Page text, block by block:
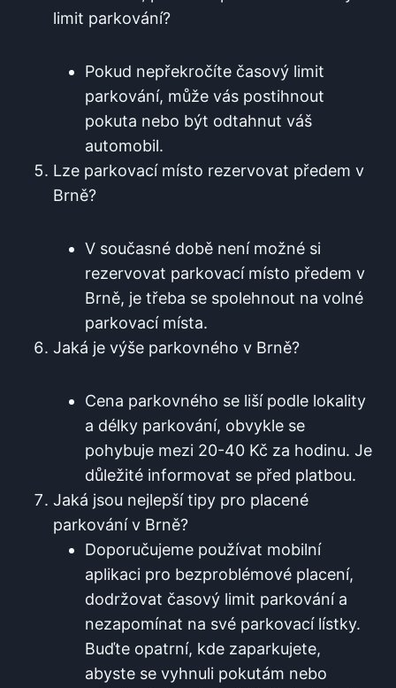
limit ⁣parkování?
Pokud nepřekročíte časový limit‌
parkování, může vás postihnout
pokuta nebo být odtahnut váš
automobil.
Lze ‌parkovací ⁤místo rezervovat předem v
Brně?
V současné době není možné si
rezervovat parkovací místo předem v
Brně, je ‍třeba se spolehnout‌ na‌ volné
parkovací místa.
Jaká je výše parkovného v Brně?
Cena parkovného ‌se liší podle lokality
a délky parkování,‍ obvykle se
pohybuje mezi 20-40 Kč za hodinu. Je‌
důležité informovat se před platbou.
Jaká jsou nejlepší tipy pro placené
parkování v Brně?
Doporučujeme ‍používat mobilní
aplikaci pro ‍bezproblémové placení,
dodržovat časový⁢ limit parkování a
nezapomínat na své parkovací lístky.
Buďte opatrní, kde zaparkujete,
abyste se vyhnuli pokutám nebo